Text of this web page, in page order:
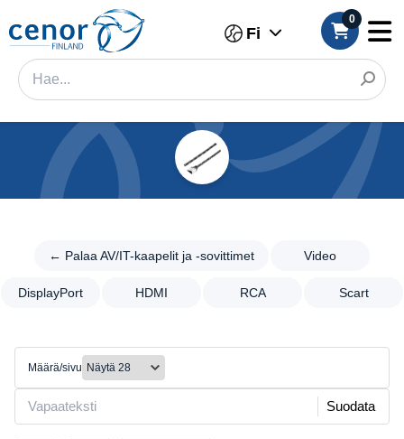
Fi
0
← Palaa AV/IT-kaapelit ja -sovittimet Video
DisplayPort HDMI RCA Scart
Kategoriat
AV/IT-
ja -
sovittimet
Video
DisplayPort
HDMI
Suodatin
Kategoria
Tuotemerkki
Merkki
Määrä/sivu
Suodata